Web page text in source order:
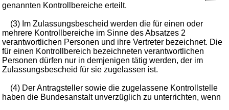
genannten Kontrollbereiche erteilt.
(3) Im Zulassungsbescheid werden die für einen oder
mehrere Kontrollbereiche im Sinne des Absatzes 2
verantwortlichen Personen und ihre Vertreter bezeichnet. Die
für einen Kontrollbereich bezeichneten verantwortlichen
Personen dürfen nur in demjenigen tätig werden, der im
Zulassungsbescheid für sie zugelassen ist.
(4) Der Antragsteller sowie die zugelassene Kontrollstelle
haben die Bundesanstalt unverzüglich zu unterrichten, wenn